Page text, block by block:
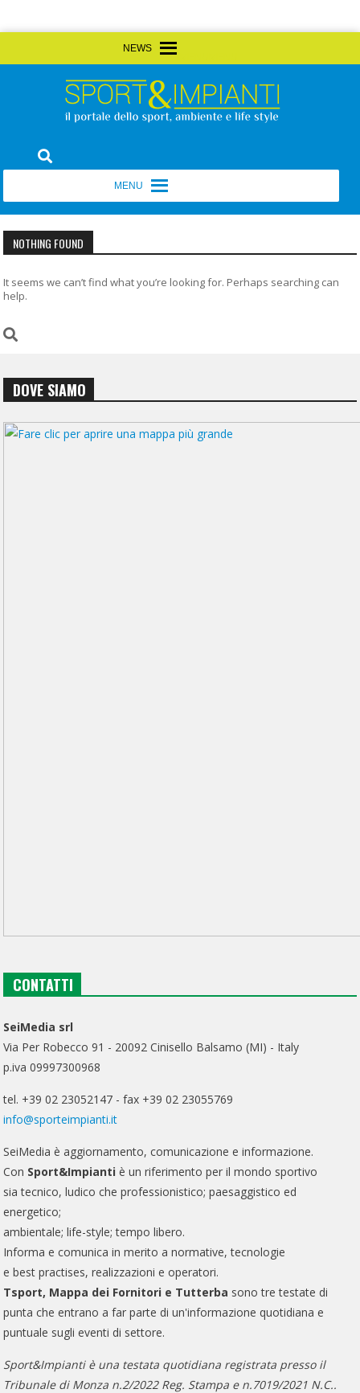
to
Sport&Impianti
NOTHING FOUND
It seems we can’t find what you’re looking for. Perhaps searching can
help.
DOVE SIAMO
CONTATTI
SeiMedia srl
Via Per Robecco 91 - 20092 Cinisello Balsamo (MI) - Italy
p.iva 09997300968
tel. +39 02 23052147 - fax +39 02 23055769
info@sporteimpianti.it
SeiMedia è aggiornamento, comunicazione e informazione.
Con Sport&Impianti è un riferimento per il mondo sportivo
sia tecnico, ludico che professionistico; paesaggistico ed
energetico;
ambientale; life-style; tempo libero.
Informa e comunica in merito a normative, tecnologie
e best practises, realizzazioni e operatori.
Tsport, Mappa dei Fornitori e Tutterba sono tre testate di
punta che entrano a far parte di un'informazione quotidiana e
puntuale sugli eventi di settore.
Sport&Impianti è una testata quotidiana registrata presso il
Tribunale di Monza n.2/2022 Reg. Stampa e n.7019/2021 N.C..